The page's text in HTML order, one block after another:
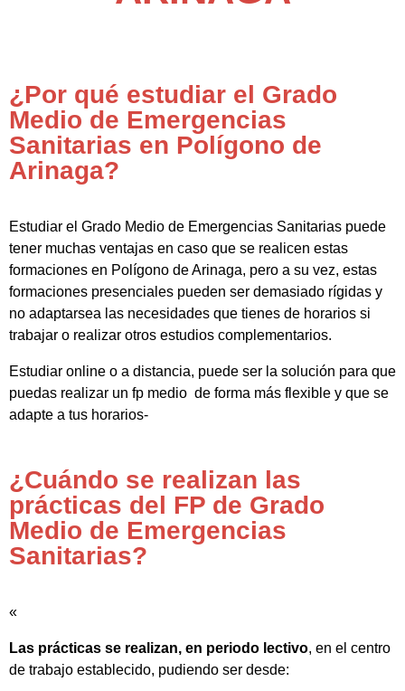
¿Por qué estudiar el Grado
Medio de Emergencias
Sanitarias en Polígono de
Arinaga?
Estudiar el Grado Medio de Emergencias Sanitarias puede
tener muchas ventajas en caso que se realicen estas
formaciones en Polígono de Arinaga, pero a su vez, estas
formaciones presenciales pueden ser demasiado rígidas y
no adaptarsea las necesidades que tienes de horarios si
trabajar o realizar otros estudios complementarios.
Estudiar online o a distancia, puede ser la solución para que
puedas realizar un fp medio de forma más flexible y que se
adapte a tus horarios-
¿Cuándo se realizan las
prácticas del FP de Grado
Medio de Emergencias
Sanitarias?
«
Las prácticas se realizan, en periodo lectivo, en el centro
de trabajo establecido, pudiendo ser desde: